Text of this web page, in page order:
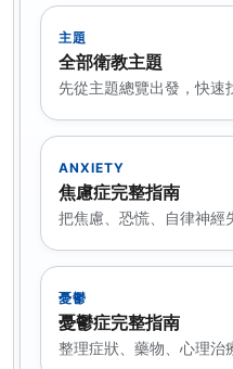
主題
全部衛教主題
先從主題總覽出發，快速
ANXIETY
焦慮症完整指南
把焦慮、恐慌、自律神經
憂鬱
憂鬱症完整指南
整理症狀、藥物、心理治